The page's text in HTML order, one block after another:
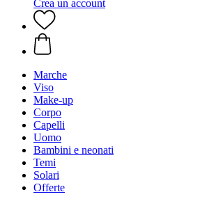
Crea un account
Marche
Viso
Make-up
Corpo
Capelli
Uomo
Bambini e neonati
Temi
Solari
Offerte